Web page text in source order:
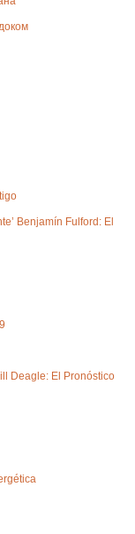
Benjamín Fulford: El
Deagle: El Pronóstico